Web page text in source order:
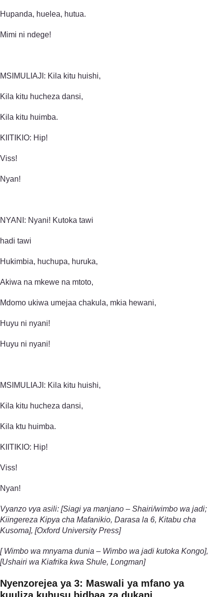
Hupanda, huelea, hutua.
Mimi ni ndege!
MSIMULIAJI: Kila kitu huishi,
Kila kitu hucheza dansi,
Kila kitu huimba.
KIITIKIO: Hip!
Viss!
Nyan!
NYANI: Nyani! Kutoka tawi
hadi tawi
Hukimbia, huchupa, huruka,
Akiwa na mkewe na mtoto,
Mdomo ukiwa umejaa chakula, mkia hewani,
Huyu ni nyani!
Huyu ni nyani!
MSIMULIAJI: Kila kitu huishi,
Kila kitu hucheza dansi,
Kila ktu huimba.
KIITIKIO: Hip!
Viss!
Nyan!
Vyanzo vya asili: [Siagi ya manjano – Shairi/wimbo wa jadi;
Kiingereza Kipya cha Mafanikio, Darasa la 6, Kitabu cha
Kusoma], [Oxford University Press]
[ Wimbo wa mnyama dunia – Wimbo wa jadi kutoka Kongo],
[Ushairi wa Kiafrika kwa Shule, Longman]
Nyenzo­rejea ya 3: Maswali ya mfano ya